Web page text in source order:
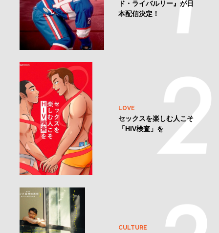
ド・ライバルリー』が日
本配信決定！
LOVE
セックスを楽しむ人こそ
「HIV検査」を
CULTURE